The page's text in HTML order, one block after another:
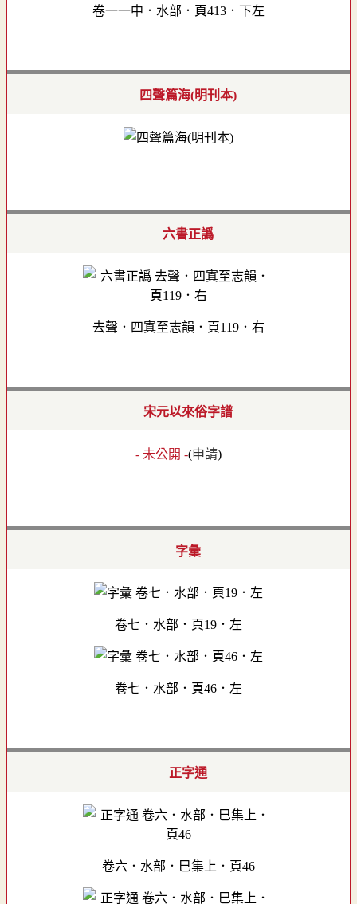
卷一一中．水部．頁413．下左
四聲篇海(明刊本)
六書正譌
去聲．四寘至志韻．頁119．右
宋元以來俗字譜
- 未公開 -(申請)
字彙
卷七．水部．頁19．左
卷七．水部．頁46．左
正字通
卷六．水部．巳集上．頁46